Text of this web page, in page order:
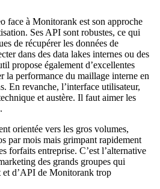
face à Monitorank est son approche
Ses API sont robustes, ce qui
de récupérer les données de
dans des data lakes internes ou des
propose également d’excellentes
la performance du maillage interne en
En revanche, l’interface utilisateur,
et austère. Il faut aimer les
orientée vers les gros volumes,
par mois mais grimpant rapidement
forfaits entreprise. C’est l’alternative
des grands groupes qui
et d’API de Monitorank trop